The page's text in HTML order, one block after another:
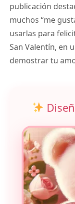
publicación
muchos “me
usarlas para
San Valentín, en
demostrar tu